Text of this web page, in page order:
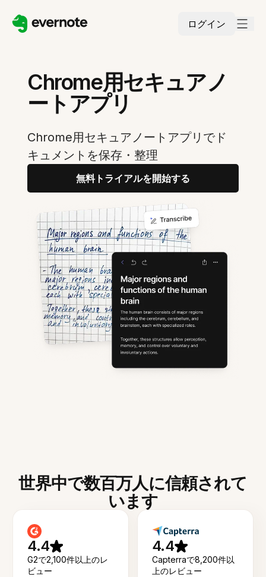
ログイン
Chrome用セキュアノ
ートアプリ
Chrome用セキュアノートアプリでド
キュメントを保存・整理
無料トライアルを開始する
世界中で数百万人に信頼されて
います
4.4
G2で2,100件以上のレ
ビュー
4.4
Capterraで8,200件以
上のレビュー